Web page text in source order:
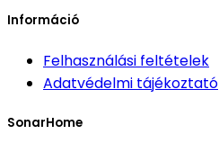
Információ
Felhasználási feltételek
Adatvédelmi tájékoztató
SonarHome